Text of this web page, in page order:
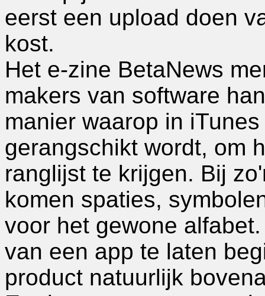
eerst een upload doen
kost.
Het e-zine BetaNews
makers van software
manier waarop in
gerangschikt wordt, om
ranglijst te krijgen. Bij
komen spaties,
voor het gewone
van een app te laten
product natuurlijk